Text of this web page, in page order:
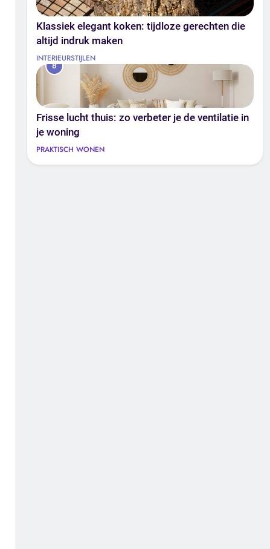
Klassiek elegant koken: tijdloze gerechten die
altijd indruk maken
INTERIEURSTIJLEN
8
Frisse lucht thuis: zo verbeter je de ventilatie in
je woning
PRAKTISCH WONEN